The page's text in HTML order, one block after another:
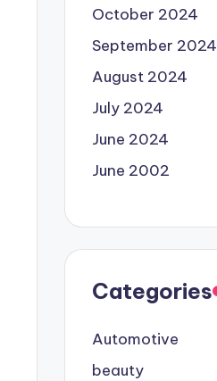
October 2024
September 2024
August 2024
July 2024
June 2024
June 2002
Categories
Automotive
beauty